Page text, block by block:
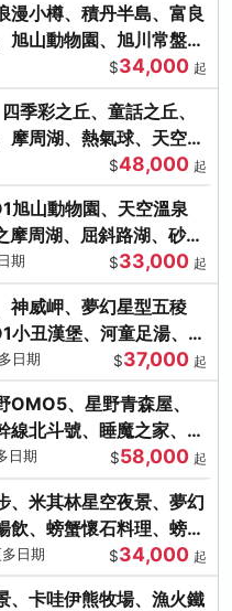
漫小樽、積丹半島、富良
旭山動物園、旭川常盤旋
$34,000 起
季彩之丘、童話之丘、
摩周湖、熱氣球、天空溫
$48,000 起
旭山動物園、天空溫泉
周湖、屈斜路湖、砂湯
期 $33,000 起
神威岬、夢幻星型五稜
小丑漢堡、河童足湯、奇
日期 $37,000 起
、星野青森屋、
線北斗號、睡魔之家、十
日期 $58,000 起
、米其林星空夜景、夢幻
飲、螃蟹懷石料理、螃蟹
日期 $34,000 起
、卡哇伊熊牧場、漁火鐵